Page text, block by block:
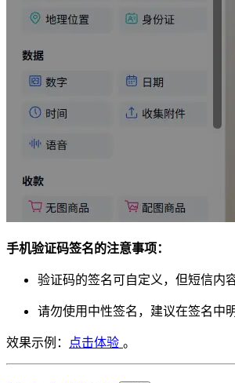
手机验证码签名的注意事项：
验证码的签名可自定义，但短信内
请勿使用中性签名，建议在签名中
效果示例： 点击体验 。